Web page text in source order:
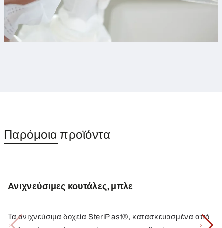
Παρόμοια προϊόντα
Ανιχνεύσιμες κουτάλες, μπλε
Τα ανιχνεύσιμα δοχεία SteriPlast®, κατασκευασμένα από